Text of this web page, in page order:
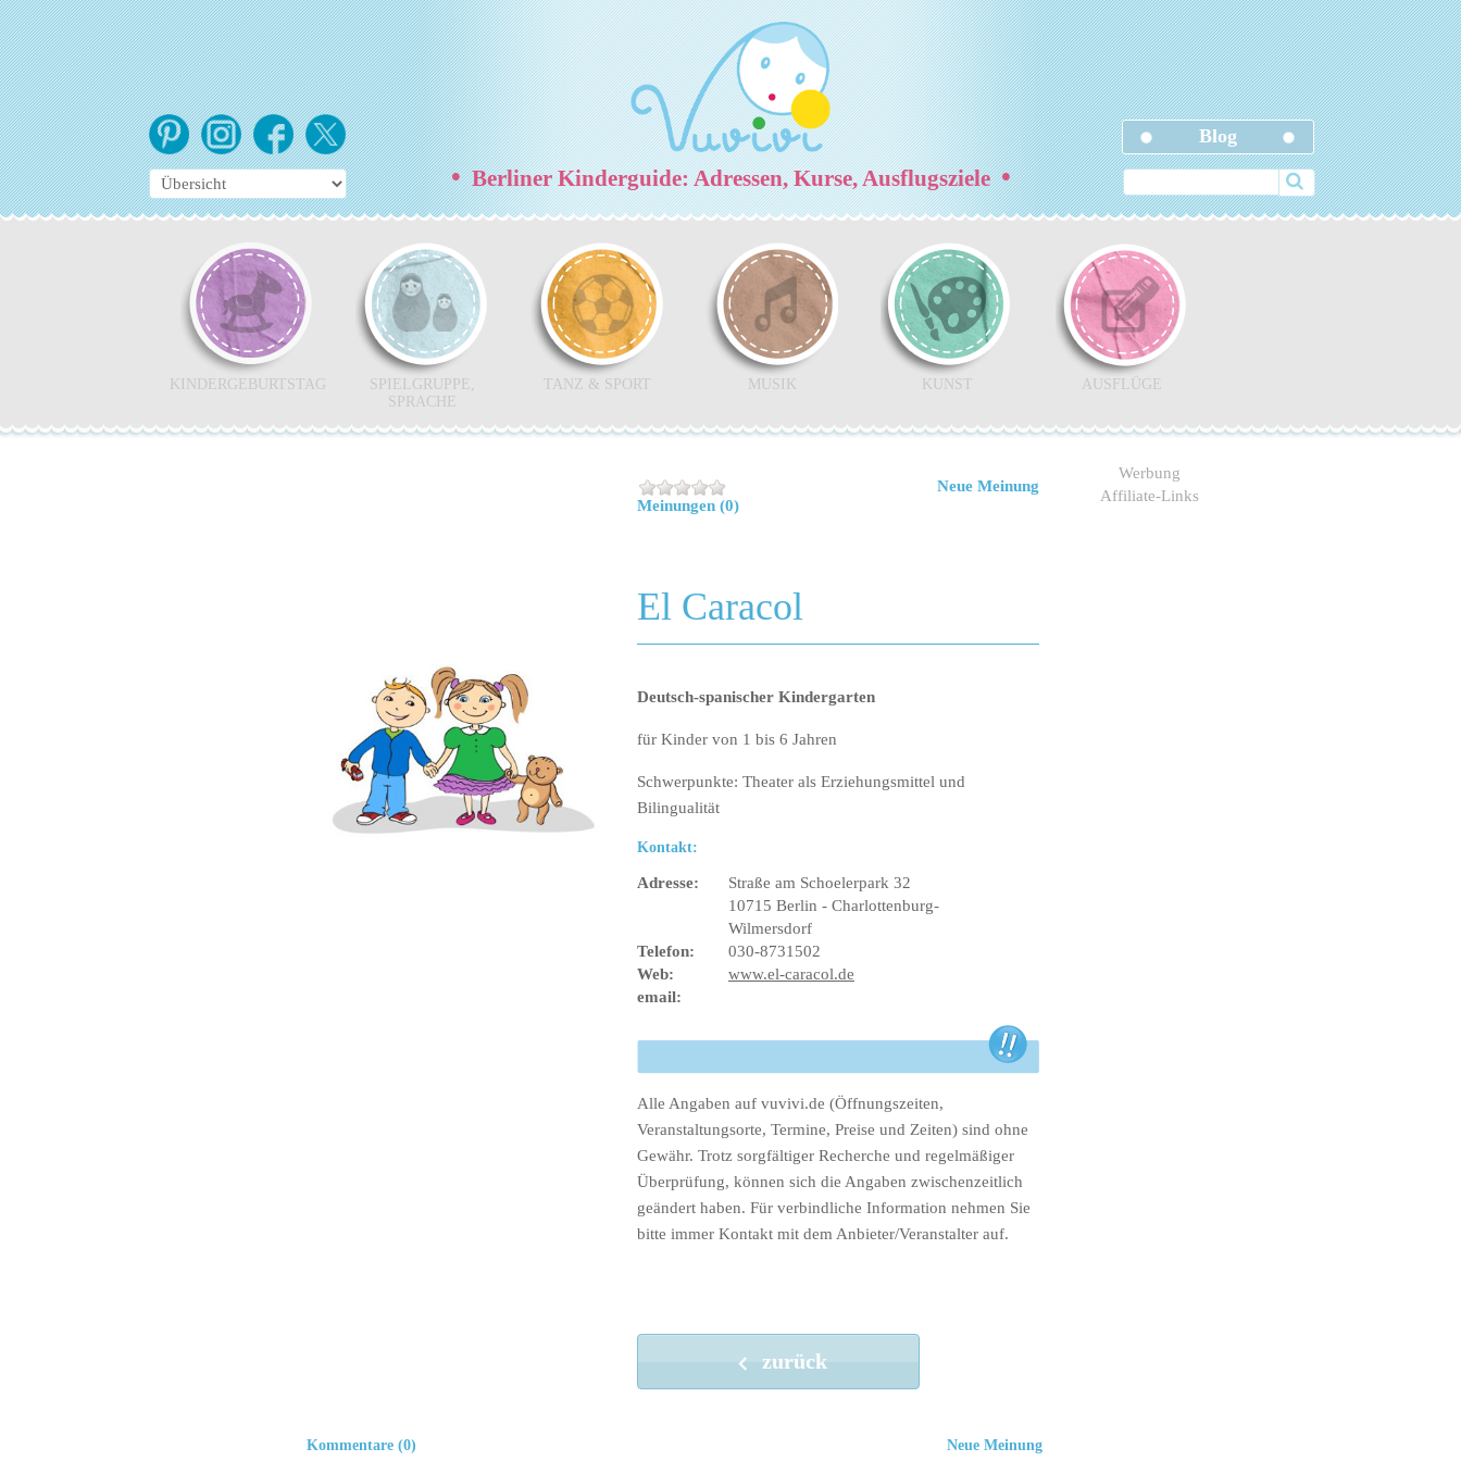
Blog
•Berliner Kinderguide: Adressen, Kurse, Ausflugsziele•
KINDERGEBURTSTAG
SPIELGRUPPE,
SPRACHE
TANZ & SPORT MUSIK KUNST AUSFLÜGE
Meinungen (0)
Neue Meinung
El Caracol
Deutsch-spanischer Kindergarten
für Kinder von 1 bis 6 Jahren
Schwerpunkte: Theater als Erziehungsmittel und
Bilingualität
Kontakt:
Adresse:
Straße am Schoelerpark 32
10715 Berlin - Charlottenburg-
Wilmersdorf
Telefon:
030-8731502
Web:
www.el-caracol.de
email:
Alle Angaben auf vuvivi.de (Öffnungszeiten,
Veranstaltungsorte, Termine, Preise und Zeiten) sind ohne
Gewähr. Trotz sorgfältiger Recherche und regelmäßiger
Überprüfung, können sich die Angaben zwischenzeitlich
geändert haben. Für verbindliche Information nehmen Sie
bitte immer Kontakt mit dem Anbieter/Veranstalter auf.
zurück
Neue Meinung
Kommentare (0)
Werbung
Affiliate-Links